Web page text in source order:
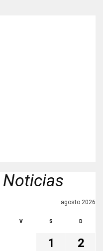
Noticias
agosto 2026
V S D
1
2